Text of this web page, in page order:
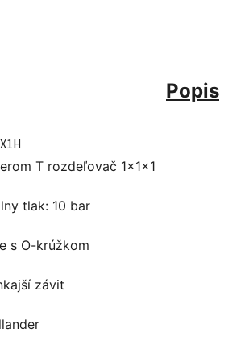
Popis
T rozdeľovač 1x1x1
tlak: 10 bar
s O-krúžkom
závit